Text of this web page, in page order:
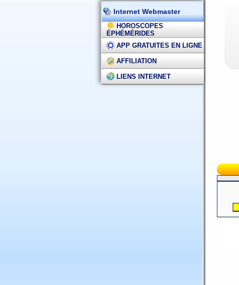
Internet Webmaster
HOROSCOPES
ÉPHÉMÉRIDES
APP GRATUITES EN LIGNE
AFFILIATION
LIENS INTERNET